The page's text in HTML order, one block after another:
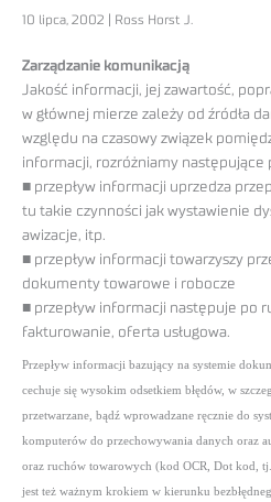
10 lipca, 2002 | Ross Horst J.
Zarządzanie komunikacją
Jakość informacji, jej zawartość,
w głównej mierze zależy od źródła
względu na czasowy związek
informacji, rozróżniamy następujące
■ przepływ informacji uprzedza
tu takie czynności jak wystawienie
awizacje, itp.
■ przepływ informacji towarzyszy
dokumenty towarowe i robocze
■ przepływ informacji następuje po
fakturowanie, oferta usługowa.
Przepływ informacji bazujący na systemie
cechuje się wysokim odsetkiem błędów, w
przetwarzane, bądź wprowadzane ręcznie do
komputerów do przechowywania danych oraz
oraz ruchów towarowych (kod OCR, Dot kod,
jest też ważnym krokiem w kierunku